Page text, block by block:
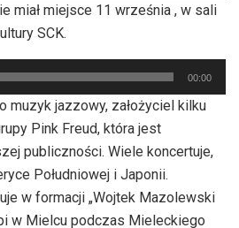
miał miejsce 11 września , w sali
SCK.
00:00
muzyk jazzowy, założyciel kilku
Pink Freud, która jest
publiczności. Wiele koncertuje,
Południowej i Japonii.
w formacji „Wojtek Mazolewski
w Mielcu podczas Mieleckiego